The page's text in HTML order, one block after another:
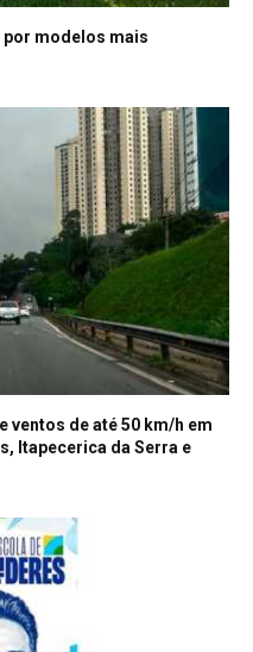
por modelos mais
ventos de até 50 km/h em
Itapecerica da Serra e